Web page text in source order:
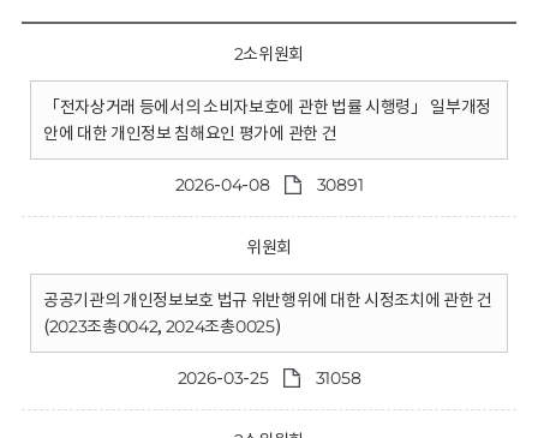
2소위원회
「전자상거래 등에서의 소비자보호에 관한 법률 시행령」 일부개정
안에 대한 개인정보 침해요인 평가에 관한 건
2026-04-08 30891
위원회
공공기관의 개인정보보호 법규 위반행위에 대한 시정조치에 관한 건
(2023조총0042, 2024조총0025)
2026-03-25 31058